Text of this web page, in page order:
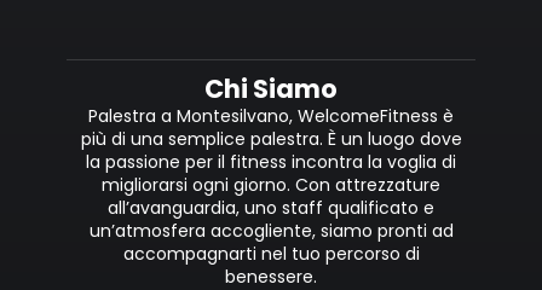
Chi Siamo
Palestra a Montesilvano, WelcomeFitness è
più di una semplice palestra. È un luogo dove
la passione per il fitness incontra la voglia di
migliorarsi ogni giorno. Con attrezzature
all’avanguardia, uno staff qualificato e
un’atmosfera accogliente, siamo pronti ad
accompagnarti nel tuo percorso di
benessere.